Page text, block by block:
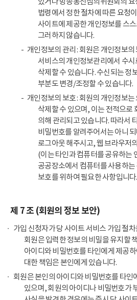
법령에서 정한 절차에 따른 요청
사이트에 제공한 개인정보를 스
그러하지 않습니다.
개인정보의 관리 : 회원은 개인정보의
서비스의 개인정보관리에서 수
삭제할 수 있습니다. 수신되는 정
부분도 변경/조정할 수 있습니다.
개인정보의 보호 : 회원의 개인정보
삭제할 수 있으며, 이는 전적으로
의해 관리되고 있습니다. 따라서
비밀번호를 알려주어서는 아니
로그아웃 해주시고, 웹 브라우저
(이는 타인과 컴퓨터를 공유하는
공공장소에서 컴퓨터를 사용하
보호를 위하여 필요한 사항입니다
제 7 조 (회원의 정보 보안)
가입 신청자가 당 사이트 서비스 가입 절
회원은 입력한 정보의 비밀을 유지할
아이디와 비밀번호를 타인에게 제공
대한 책임은 본인에게 있습니다.
회원은 본인의 아이디와 비밀번호를 타인
있으며, 회원의 아이디나 비밀번호가